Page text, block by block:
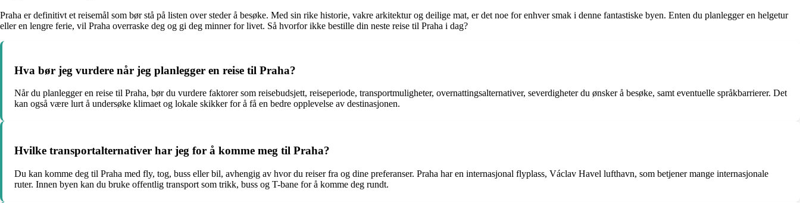
Praha er definitivt et reisemål som bør stå på listen over steder å besøke. Med sin rike historie, vakre arkitektur og deilige mat, er det noe for enhver smak i denne fantastiske byen. Enten du planlegger en helgetur
eller en lengre ferie, vil Praha overraske deg og gi deg minner for livet. Så hvorfor ikke bestille din neste reise til Praha i dag?
Hva bør jeg vurdere når jeg planlegger en reise til Praha?
Når du planlegger en reise til Praha, bør du vurdere faktorer som reisebudsjett, reiseperiode, transportmuligheter, overnattingsalternativer, severdigheter du ønsker å besøke, samt eventuelle språkbarrierer. Det
kan også være lurt å undersøke klimaet og lokale skikker for å få en bedre opplevelse av destinasjonen.
Hvilke transportalternativer har jeg for å komme meg til Praha?
Du kan komme deg til Praha med fly, tog, buss eller bil, avhengig av hvor du reiser fra og dine preferanser. Praha har en internasjonal flyplass, Václav Havel lufthavn, som betjener mange internasjonale
ruter. Innen byen kan du bruke offentlig transport som trikk, buss og T-bane for å komme deg rundt.